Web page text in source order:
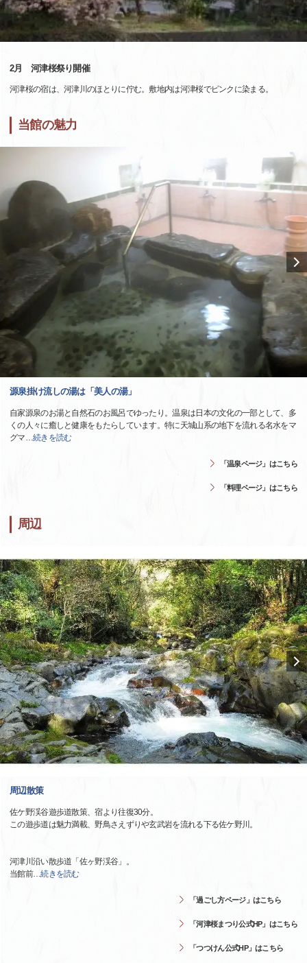
2月 河津桜祭り開催
河津桜の宿は、河津川のほとりに佇む。敷地内は河津桜でピンクに染まる。
当館の魅力
源泉掛け流しの湯は「美人の湯」
自家源泉のお湯と自然石のお風呂でゆったり。温泉は日本の文化の一部として、多
くの人々に癒しと健康をもたらしています。特に天城山系の地下を流れる名水をマ
グマ…続きを読む
「温泉ページ」はこちら
「料理ページ」はこちら
周辺
周辺散策
佐ケ野渓谷遊歩道散策、宿より往復30分。
この遊歩道は魅力満載、野鳥さえずりや玄武岩を流れる下る佐ケ野川。
河津川沿い散歩道「佐ヶ野渓谷」。
当館前…続きを読む
「過ごし方ページ」はこちら
「河津桜まつり公式HP」はこちら
「つつけん公式HP」はこちら